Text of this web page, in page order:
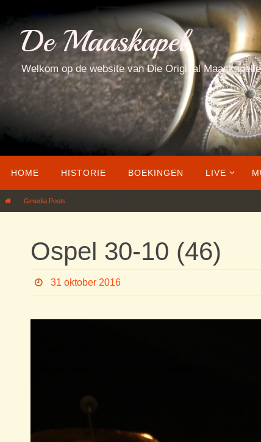
inhoudDe Maaskapel
Welkom op de website van Die Original Maaskapelle
naar
de
HOME HISTORIE BOEKINGEN LIVE
HomeGmedia Posts
Ospel 30-10 (46)
31 oktober 2016